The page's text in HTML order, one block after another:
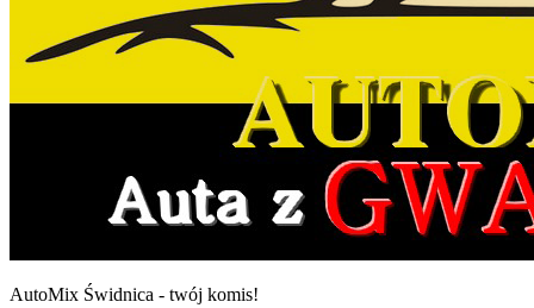
AutoMix Świdnica - twój komis!